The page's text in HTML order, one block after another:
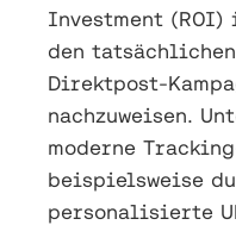
Investment (ROI)
den
Direktpost-
nachzuweisen.
moderne
beispielsweise
personalisierte